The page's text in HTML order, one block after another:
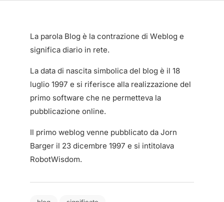
La parola Blog è la contrazione di Weblog e
significa diario in rete.
La data di nascita simbolica del blog è il 18
luglio 1997 e si riferisce alla realizzazione del
primo software che ne permetteva la
pubblicazione online.
Il primo weblog venne pubblicato da Jorn
Barger il 23 dicembre 1997 e si intitolava
RobotWisdom.